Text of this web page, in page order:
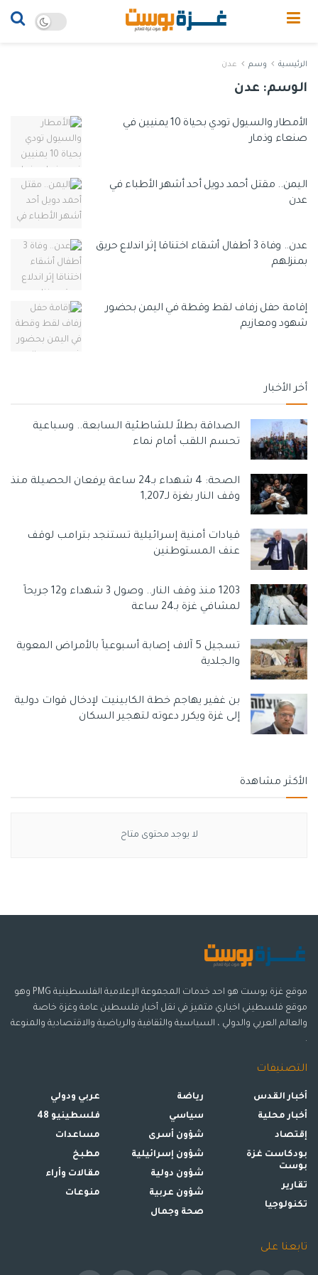
الرئيسية وسم عدن
الوسم: عدن
الأمطار والسيول تودي بحياة 10 يمنيين في
صنعاء وذمار
اليمن.. مقتل أحمد دويل أحد أشهر الأطباء في
عدن
عدن.. وفاة 3 أطفال أشقاء اختناقا إثر اندلاع حريق
بمنزلهم
إقامة حفل زفاف لقط وقطة في اليمن بحضور
شهود ومعازيم
أخر الأخبار
الصداقة بطلاً للشاطئية السابعة.. وسباعية
تحسم اللقب أمام نماء
الصحة: 4 شهداء بـ24 ساعة يرفعان الحصيلة منذ
وقف النار بغزة لـ1,207
قيادات أمنية إسرائيلية تستنجد بترامب لوقف
عنف المستوطنين
1203 منذ وقف النار.. وصول 3 شهداء و12 جريحاً
لمشافي غزة بـ24 ساعة
تسجيل 5 آلاف إصابة أسبوعياً بالأمراض المعوية
والجلدية
بن غفير يهاجم خطة الكابينيت لإدخال قوات دولية
إلى غزة ويكرر دعوته لتهجير السكان
الأكثر مشاهدة
لا يوجد محتوى متاح
موقع غزة بوست هو احد خدمات المجموعة الإعلامية الفلسطينية PMG وهو
موقع فلسطيني اخباري متميز في نقل أخبار فلسطين عامة وغزة خاصة
والعالم العربي والدولي ، السياسية والثقافية والرياضية والاقتصادية والمنوعة
.
التصنيفات
أخبار القدس
أخبار محلية
إقتصاد
بودكاست غزة
بوست
تقارير
تكنولوجيا
رياضة
سياسي
شؤون أسرى
شؤون إسرائيلية
شؤون دولية
شؤون عربية
صحة وجمال
عربي ودولي
فلسطينيو 48
مساعدات
مطبخ
مقالات وأراء
منوعات
تابعنا على